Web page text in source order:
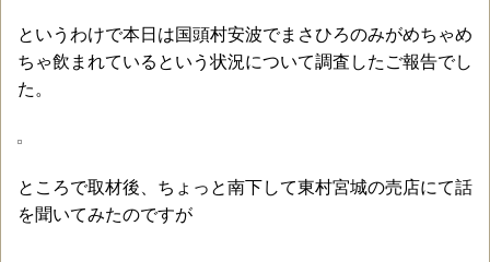
というわけで本日は国頭村安波でまさひろのみがめちゃめ
ちゃ飲まれているという状況について調査したご報告でし
た。
ところで取材後、ちょっと南下して東村宮城の売店にて話
を聞いてみたのですが